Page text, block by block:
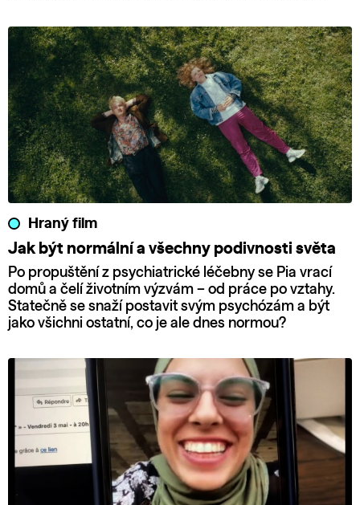
Hraný film
Jak být normální a všechny podivnosti světa
Po propuštění z psychiatrické léčebny se Pia vrací
domů a čelí životním výzvám – od práce po vztahy.
Statečně se snaží postavit svým psychózám a být
jako všichni ostatní, co je ale dnes normou?